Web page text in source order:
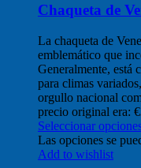
Chaqueta de
La chaqueta de
emblemático que
Generalmente, está
para climas
orgullo nacional
precio original era:
Seleccionar
Las opciones se
Add to wishlist